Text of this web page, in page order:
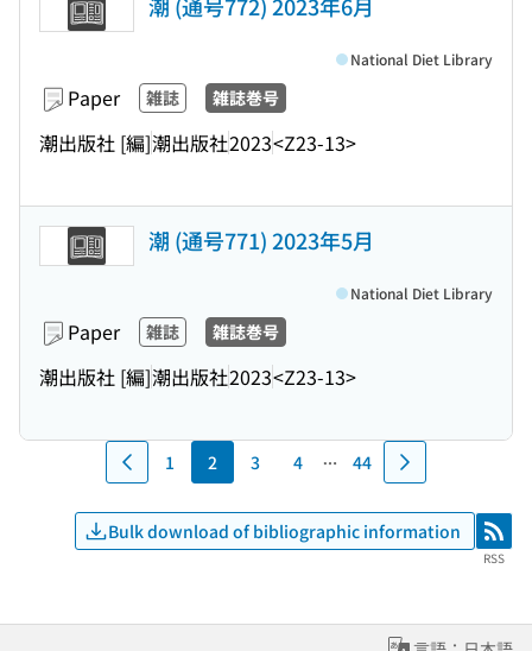
Paper 雑誌 雑誌巻号
潮出版社 [編]潮出版社2023<Z23-13>
National Diet Library
潮 (通号771) 2023年5月
Paper 雑誌 雑誌巻号
潮出版社 [編]潮出版社2023<Z23-13>
National Diet Library
1 2 3 4 44
Bulk download of bibliographic information RSS
RSS